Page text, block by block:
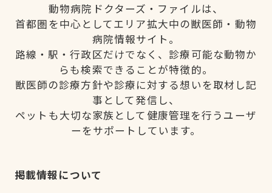
動物病院ドクターズ・ファイルは、
首都圏を中心としてエリア拡大中の獣医師・動物
病院情報サイト。
路線・駅・行政区だけでなく、診療可能な動物か
らも検索できることが特徴的。
獣医師の診療方針や診療に対する想いを取材し記
事として発信し、
ペットも大切な家族として健康管理を行うユーザ
ーをサポートしています。
掲載情報について